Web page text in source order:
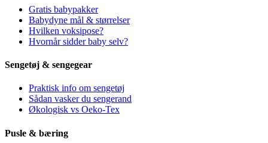
Gratis babypakker
Babydyne mål & størrelser
Hvilken voksipose?
Hvornår sidder baby selv?
Sengetøj & sengegear
Praktisk info om sengetøj
Sådan vasker du sengerand
Økologisk vs Oeko-Tex
Pusle & bæring